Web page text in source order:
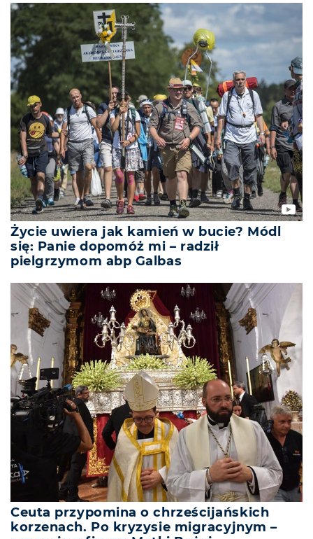
Życie uwiera jak kamień w bucie? Módl
się: Panie dopomóż mi – radził
pielgrzymom abp Galbas
Ceuta przypomina o chrześcijańskich
korzenach. Po kryzysie migracyjnym –